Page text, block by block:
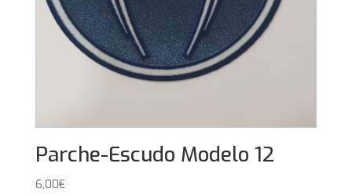
Parche-Escudo Modelo 12
6,00€